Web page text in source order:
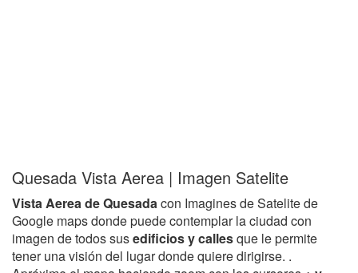
Quesada Vista Aerea | Imagen Satelite
Vista Aerea de Quesadacon Imagines de Satelite de
Google maps donde puede contemplar la ciudad con
imagen de todos susedificios y callesque le permite
tener una visión del lugar donde quiere dirigirse. .